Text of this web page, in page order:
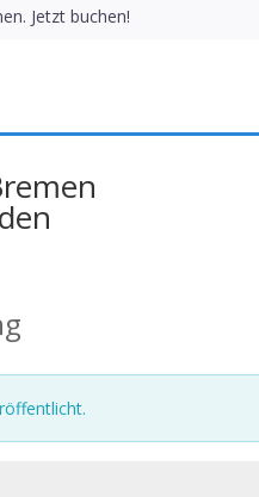
Jetzt buchen!